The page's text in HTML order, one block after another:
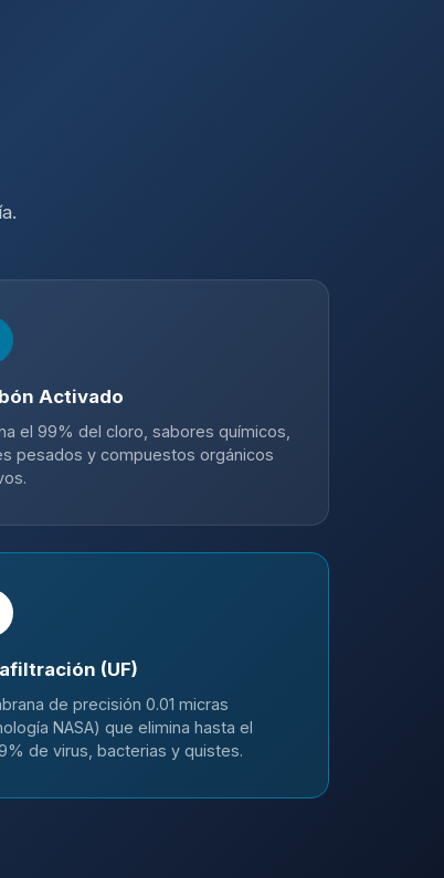
Activado
el 99% del cloro, sabores químicos,
pesados y compuestos orgánicos
(UF)
de precisión 0.01 micras
NASA) que elimina hasta el
de virus, bacterias y quistes.